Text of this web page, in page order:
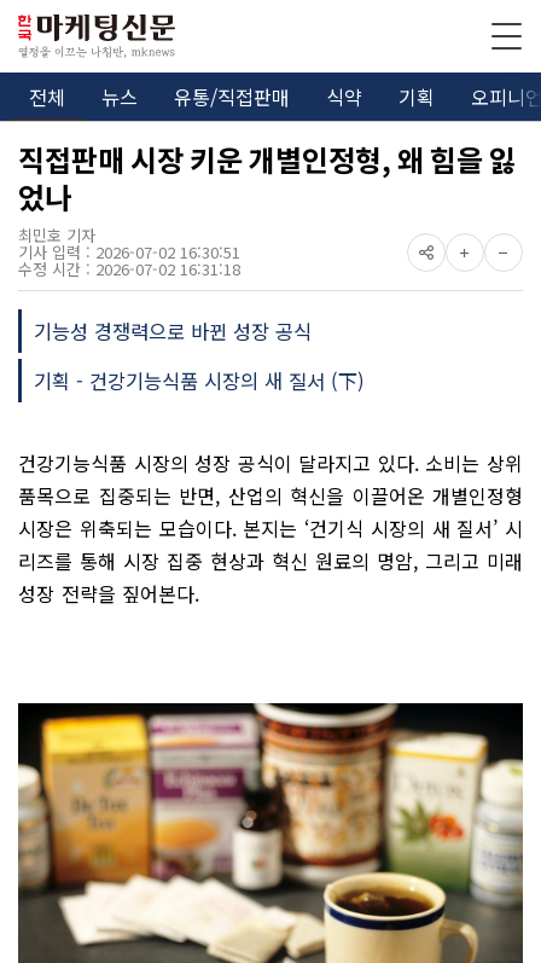
전체 뉴스 유통/직접판매 식약 기획 오피니
직접판매 시장 키운 개별인정형, 왜 힘을 잃
었나
최민호 기자
기사 입력 : 2026-07-02 16:30:51
수정 시간 : 2026-07-02 16:31:18
기능성 경쟁력으로 바뀐 성장 공식
기획 - 건강기능식품 시장의 새 질서 (下)
건강기능식품 시장의 성장 공식이 달라지고 있다. 소비는 상위
품목으로 집중되는 반면, 산업의 혁신을 이끌어온 개별인정형
시장은 위축되는 모습이다. 본지는 ‘건기식 시장의 새 질서’ 시
리즈를 통해 시장 집중 현상과 혁신 원료의 명암, 그리고 미래
성장 전략을 짚어본다.